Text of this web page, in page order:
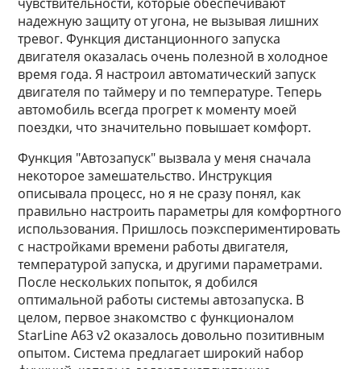
надежную защиту от угона, не вызывая лишних
тревог. Функция дистанционного запуска
двигателя оказалась очень полезной в холодное
время года. Я настроил автоматический запуск
двигателя по таймеру и по температуре. Теперь
автомобиль всегда прогрет к моменту моей
поездки, что значительно повышает комфорт.
Функция "Автозапуск" вызвала у меня сначала
некоторое замешательство. Инструкция
описывала процесс, но я не сразу понял, как
правильно настроить параметры для комфортного
использования. Пришлось поэкспериментировать
с настройками времени работы двигателя,
температурой запуска, и другими параметрами.
После нескольких попыток, я добился
оптимальной работы системы автозапуска. В
целом, первое знакомство с функционалом
StarLine A63 v2 оказалось довольно позитивным
опытом. Система предлагает широкий набор